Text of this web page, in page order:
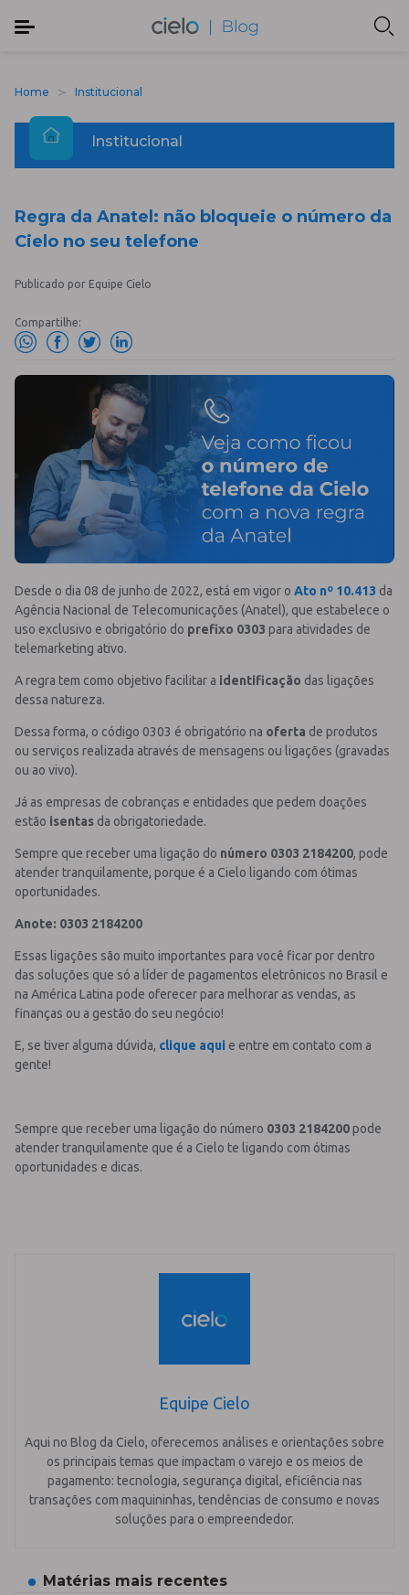
Home Institucional
Institucional
Regra da Anatel: não bloqueie o número da
Cielo no seu telefone
Publicado por Equipe Cielo
Compartilhe:
Desde o dia 08 de junho de 2022, está em vigor o Ato nº 10.413 da
Agência Nacional de Telecomunicações (Anatel), que estabelece o
uso exclusivo e obrigatório do prefixo 0303 para atividades de
telemarketing ativo.
A regra tem como objetivo facilitar a identificação das ligações
dessa natureza.
Dessa forma, o código 0303 é obrigatório na oferta de produtos
ou serviços realizada através de mensagens ou ligações (gravadas
ou ao vivo).
Já as empresas de cobranças e entidades que pedem doações
estão isentas da obrigatoriedade.
Sempre que receber uma ligação do número 0303 2184200, pode
atender tranquilamente, porque é a Cielo ligando com ótimas
oportunidades.
Anote: 0303 2184200
Essas ligações são muito importantes para você ficar por dentro
das soluções que só a líder de pagamentos eletrônicos no Brasil e
na América Latina pode oferecer para melhorar as vendas, as
finanças ou a gestão do seu negócio!
E, se tiver alguma dúvida, clique aqui e entre em contato com a
gente!
Sempre que receber uma ligação do número 0303 2184200pode
atender tranquilamente que é a Cielo te ligando com ótimas
oportunidades e dicas.
Equipe Cielo
Aqui no Blog da Cielo, oferecemos análises e orientações sobre
os principais temas que impactam o varejo e os meios de
pagamento: tecnologia, segurança digital, eficiência nas
transações com maquininhas, tendências de consumo e novas
soluções para o empreendedor.
Matérias mais recentes